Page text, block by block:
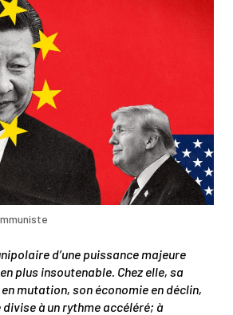
d’une puissance majeure
plus insoutenable. Chez elle, sa
mutation, son économie en déclin,
à un rythme accéléré; à